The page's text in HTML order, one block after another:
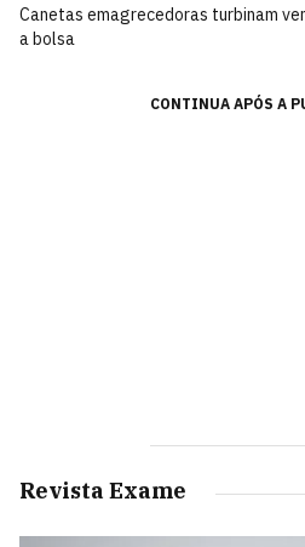
Canetas emagrecedoras turbinam
a bolsa
CONTINUA APÓS A
Revista Exame